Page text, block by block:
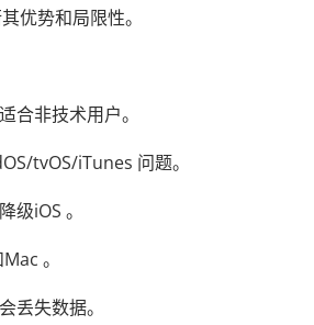
优势和局限性。
合非技术用户。
tvOS/iTunes 问题。
级iOS 。
。
丢失数据。